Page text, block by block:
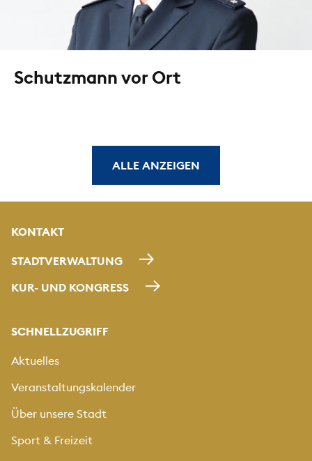
Schutzmann vor Ort
ALLE ANZEIGEN
KONTAKT
STADTVERWALTUNG
KUR- UND KONGRESS
SCHNELLZUGRIFF
Aktuelles
Veranstaltungskalender
Über unsere Stadt
Sport & Freizeit